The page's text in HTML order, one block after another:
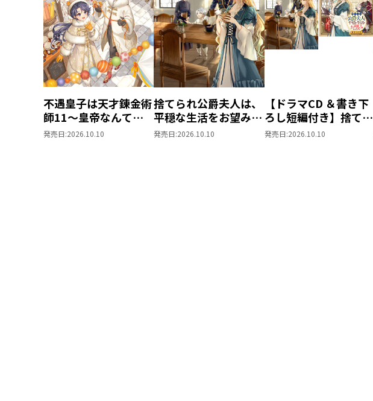
不遇皇子は天才錬金術
師11～皇帝なんて柄
じゃないので弟妹を可
発売日:2026.10.10
捨てられ公爵夫人は、
平穏な生活をお望みの
ようです5
発売日:2026.10.10
【ドラマCD ＆書き下
ろし短編付き】捨てら
れ公爵夫人は、平穏な
発売日:2026.10.10